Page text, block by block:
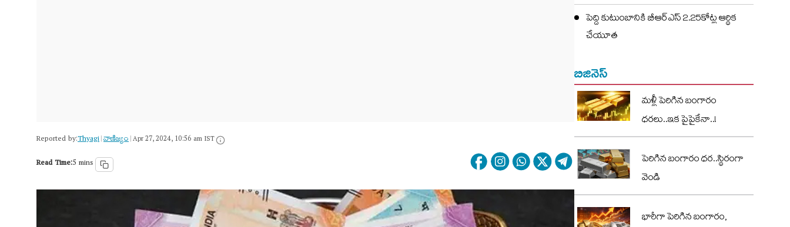
Reported by:Thyagi|వాణిజ్యం|Apr 27, 2024, 10:56 am IST
Read Time:5 mins
పెద్ది కుటుంబానికి బీఆర్ఎస్ 2.25కోట్ల ఆర్థిక
చేయూత
బిజినెస్
మళ్లీ పెరిగిన బంగారం
ధరలు..ఇక పైపైకేనా..!
పెరిగిన బంగారం ధర..స్థిరంగా
వెండి
భారీగా పెరిగిన బంగారం,